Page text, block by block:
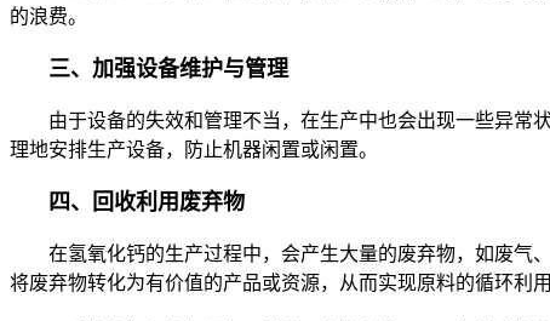
的浪费。
三、加强设备维护与管理
由于设备的失效和管理不当，在生产中也会出现一些异常状
理地安排生产设备，防止机器闲置或闲置。
四、回收利用废弃物
在氢氧化钙的生产过程中，会产生大量的废弃物，如废气、
将废弃物转化为有价值的产品或资源，从而实现原料的循环利用